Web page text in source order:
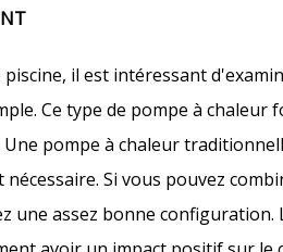
piscine, il est intéressant
Ce type de pompe à
pompe à chaleur
nécessaire. Si vous pouvez
une assez bonne